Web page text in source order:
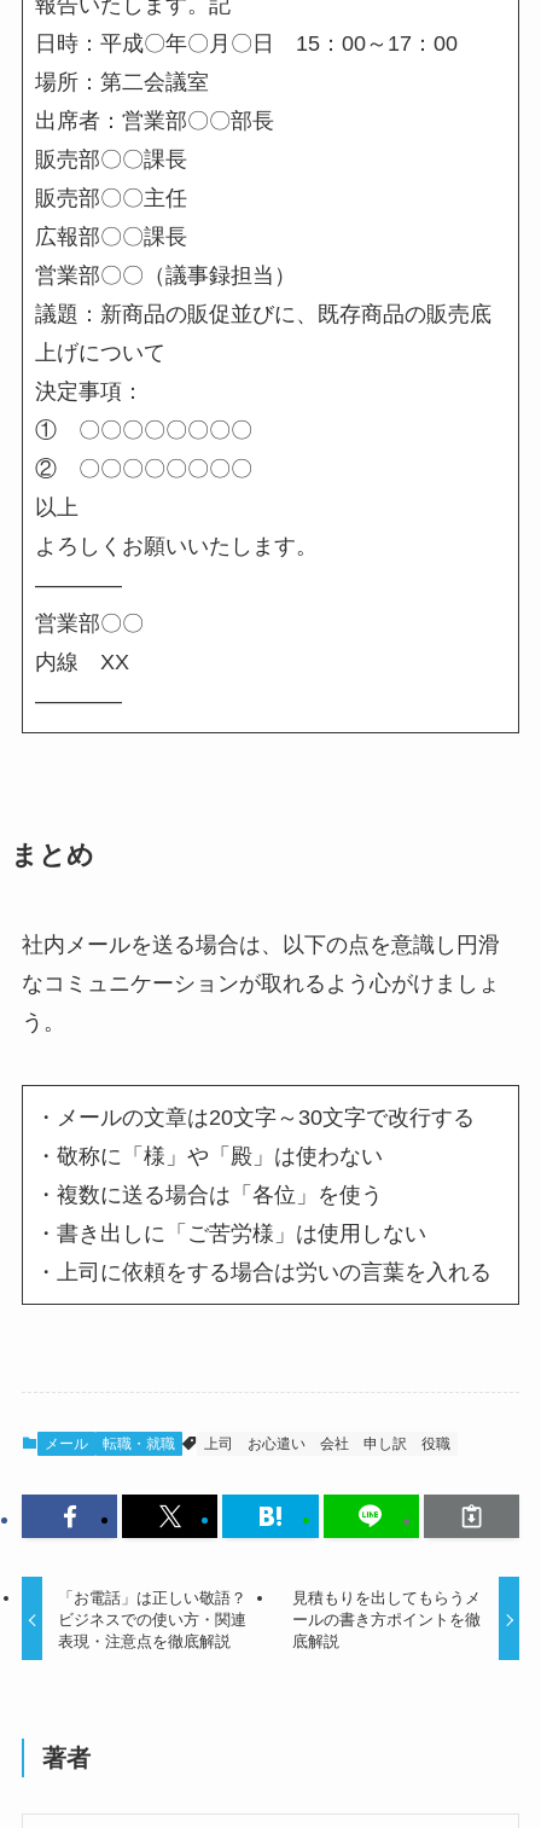
報告いたします。記
日時：平成〇年〇月〇日 15：00～17：00
場所：第二会議室
出席者：営業部〇〇部長
販売部〇〇課長
販売部〇〇主任
広報部〇〇課長
営業部〇〇（議事録担当）
議題：新商品の販促並びに、既存商品の販売底
上げについて
決定事項：
① 〇〇〇〇〇〇〇〇
② 〇〇〇〇〇〇〇〇
以上
よろしくお願いいたします。
――――
営業部〇〇
内線 XX
――――
まとめ
社内メールを送る場合は、以下の点を意識し円滑
なコミュニケーションが取れるよう心がけましょ
う。
・メールの文章は20文字～30文字で改行する
・敬称に「様」や「殿」は使わない
・複数に送る場合は「各位」を使う
・書き出しに「ご苦労様」は使用しない
・上司に依頼をする場合は労いの言葉を入れる
メール 転職・就職 上司 お心遣い 会社 申し訳 役職
「お電話」は正しい敬語？
ビジネスでの使い方・関連
表現・注意点を徹底解説
見積もりを出してもらうメ
ールの書き方ポイントを徹
底解説
著者